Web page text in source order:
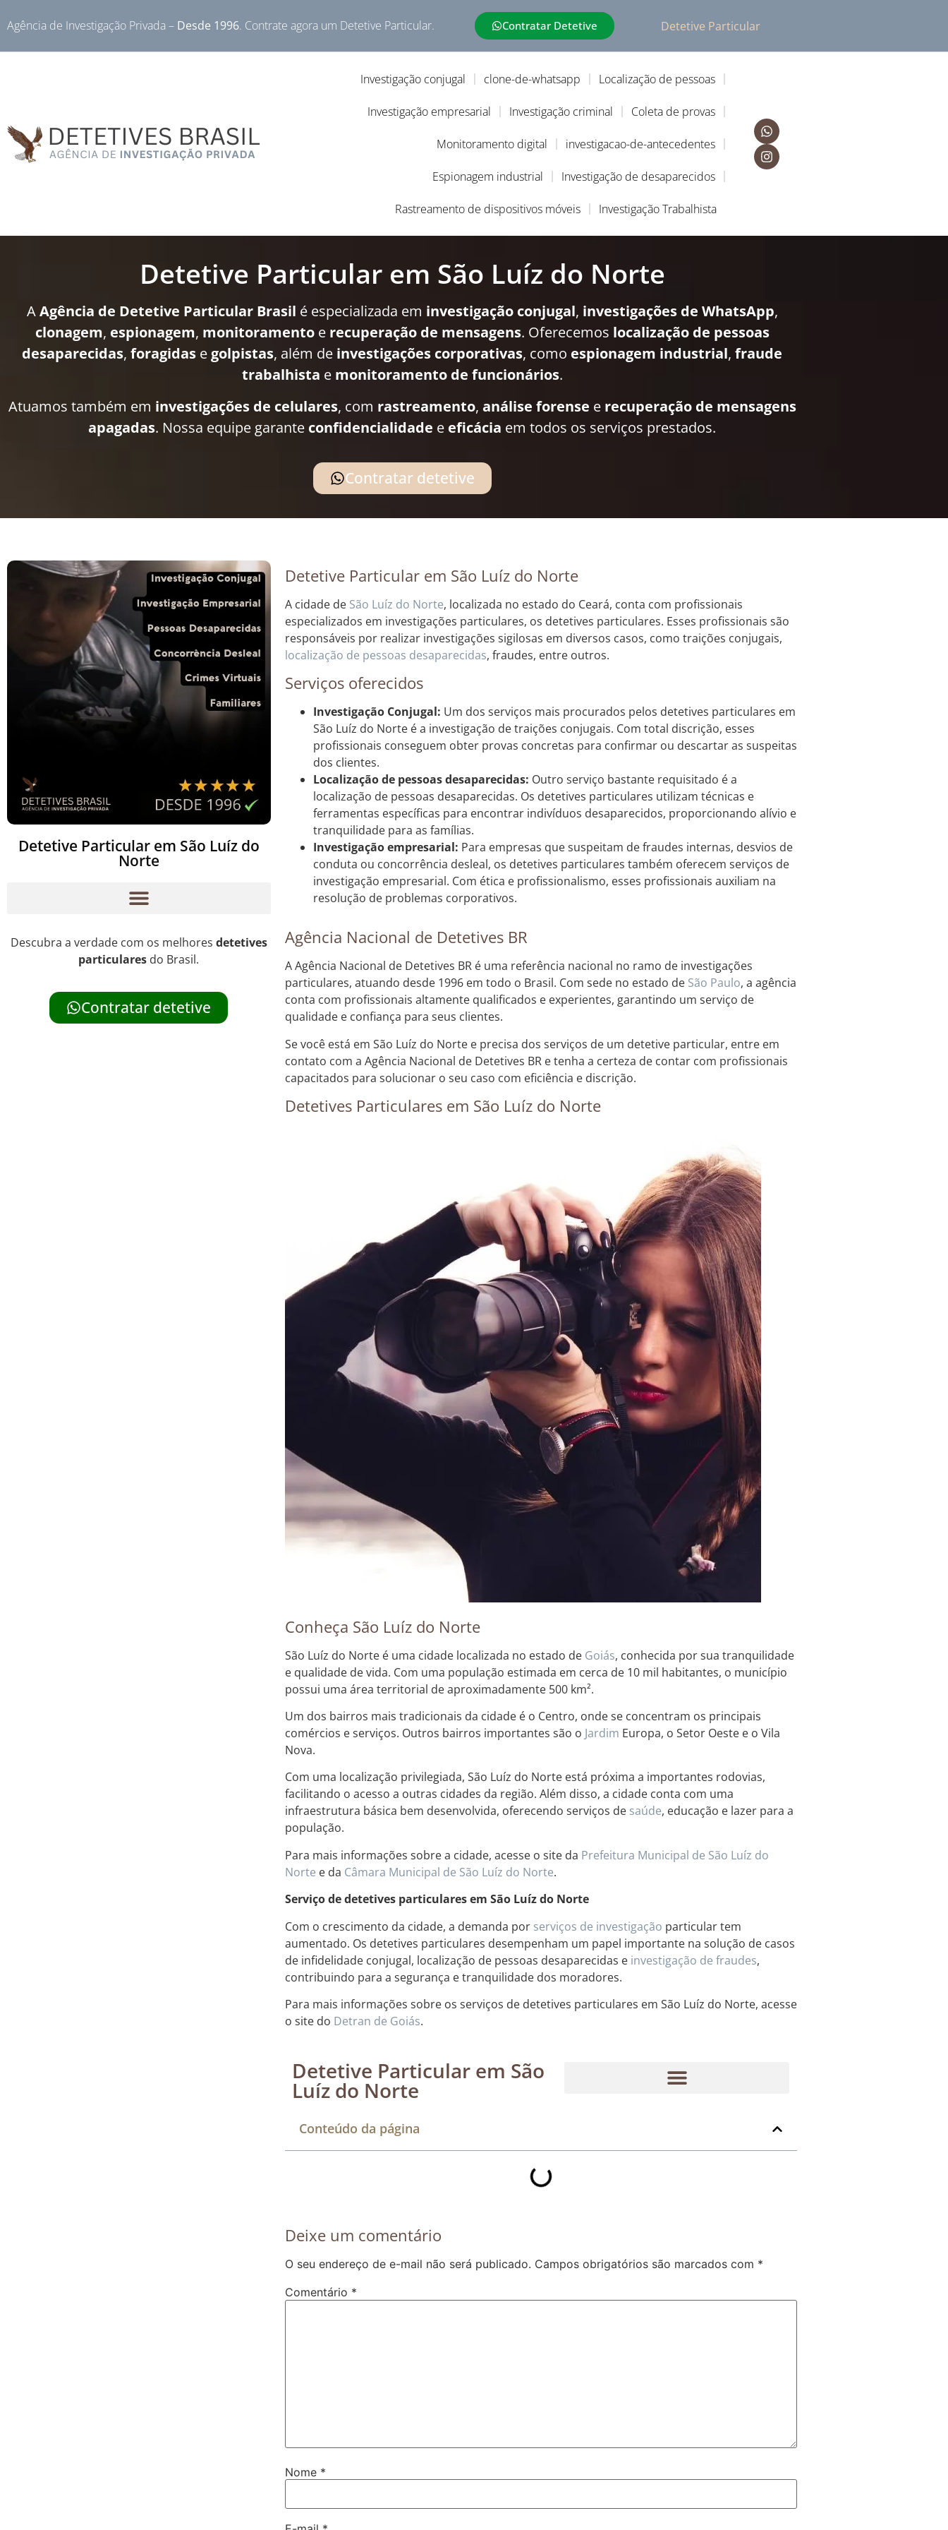
Agência de Investigação Privada – Desde 1996. Contrate agora um Detetive Particular. Contratar Detetive Detetive Particular
Investigação conjugal clone-de-whatsapp Localização de pessoas
Investigação empresarial Investigação criminal Coleta de provas
Monitoramento digital investigacao-de-antecedentes
Espionagem industrial Investigação de desaparecidos
Rastreamento de dispositivos móveis Investigação Trabalhista
Detetive Particular em São Luíz do Norte
AAgência de Detetive Particular Brasil é especializada em investigação conjugal, investigações de WhatsApp,
clonagem, espionagem, monitoramentoe recuperação de mensagens. Oferecemos localização de pessoas
desaparecidas, foragidas e golpistas, além de investigações corporativas, como espionagem industrial, fraude
trabalhista e monitoramento de funcionários.
Atuamos também em investigações de celulares, com rastreamento, análise forense e recuperação de mensagens
apagadas. Nossa equipe garante confidencialidade e eficácia em todos os serviços prestados.
Contratar detetive
Detetive Particular em São Luíz do
Norte
Descubra a verdade com os melhores detetives
particulares do Brasil.
Contratar detetive
Detetive Particular em São Luíz do Norte
A cidade de São Luíz do Norte, localizada no estado do Ceará, conta com profissionais
especializados em investigações particulares, os detetives particulares. Esses profissionais são
responsáveis por realizar investigações sigilosas em diversos casos, como traições conjugais,
localização de pessoas desaparecidas, fraudes, entre outros.
Serviços oferecidos
Investigação Conjugal: Um dos serviços mais procurados pelos detetives particulares em
São Luíz do Norte é a investigação de traições conjugais. Com total discrição, esses
profissionais conseguem obter provas concretas para confirmar ou descartar as suspeitas
dos clientes.
Localização de pessoas desaparecidas: Outro serviço bastante requisitado é a
localização de pessoas desaparecidas. Os detetives particulares utilizam técnicas e
ferramentas específicas para encontrar indivíduos desaparecidos, proporcionando alívio e
tranquilidade para as famílias.
Investigação empresarial: Para empresas que suspeitam de fraudes internas, desvios de
conduta ou concorrência desleal, os detetives particulares também oferecem serviços de
investigação empresarial. Com ética e profissionalismo, esses profissionais auxiliam na
resolução de problemas corporativos.
Agência Nacional de Detetives BR
A Agência Nacional de Detetives BR é uma referência nacional no ramo de investigações
particulares, atuando desde 1996 em todo o Brasil. Com sede no estado de São Paulo, a agência
conta com profissionais altamente qualificados e experientes, garantindo um serviço de
qualidade e confiança para seus clientes.
Se você está em São Luíz do Norte e precisa dos serviços de um detetive particular, entre em
contato com a Agência Nacional de Detetives BR e tenha a certeza de contar com profissionais
capacitados para solucionar o seu caso com eficiência e discrição.
Detetives Particulares em São Luíz do Norte
Conheça São Luíz do Norte
São Luíz do Norte é uma cidade localizada no estado de Goiás, conhecida por sua tranquilidade
e qualidade de vida. Com uma população estimada em cerca de 10 mil habitantes, o município
possui uma área territorial de aproximadamente 500 km².
Um dos bairros mais tradicionais da cidade é o Centro, onde se concentram os principais
comércios e serviços. Outros bairros importantes são o Jardim Europa, o Setor Oeste e o Vila
Nova.
Com uma localização privilegiada, São Luíz do Norte está próxima a importantes rodovias,
facilitando o acesso a outras cidades da região. Além disso, a cidade conta com uma
infraestrutura básica bem desenvolvida, oferecendo serviços de saúde, educação e lazer para a
população.
Para mais informações sobre a cidade, acesse o site da Prefeitura Municipal de São Luíz do
Norte e da Câmara Municipal de São Luíz do Norte.
Serviço de detetives particulares em São Luíz do Norte
Com o crescimento da cidade, a demanda por serviços de investigação particular tem
aumentado. Os detetives particulares desempenham um papel importante na solução de casos
de infidelidade conjugal, localização de pessoas desaparecidas e investigação de fraudes,
contribuindo para a segurança e tranquilidade dos moradores.
Para mais informações sobre os serviços de detetives particulares em São Luíz do Norte, acesse
o site do Detran de Goiás.
Detetive Particular em São
Luíz do Norte
Conteúdo da página
Deixe um comentário
O seu endereço de e-mail não será publicado. Campos obrigatórios são marcados com *
Comentário *
Nome *